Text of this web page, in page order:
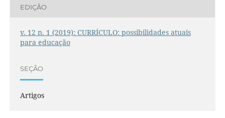
EDIÇÃO
v. 12 n. 1 (2019): CURRÍCULO: possibilidades atuais
para educação
SEÇÃO
Artigos